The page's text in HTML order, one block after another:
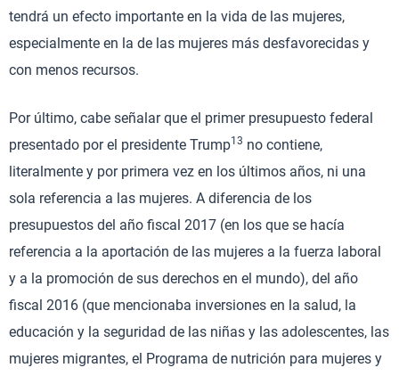
tendrá un efecto importante en la vida de las mujeres,
especialmente en la de las mujeres más desfavorecidas y
con menos recursos.
Por último, cabe señalar que el primer presupuesto federal
presentado por el presidente Trump13 no contiene,
literalmente y por primera vez en los últimos años, ni una
sola referencia a las mujeres. A diferencia de los
presupuestos del año fiscal 2017 (en los que se hacía
referencia a la aportación de las mujeres a la fuerza laboral
y a la promoción de sus derechos en el mundo), del año
fiscal 2016 (que mencionaba inversiones en la salud, la
educación y la seguridad de las niñas y las adolescentes, las
mujeres migrantes, el Programa de nutrición para mujeres y